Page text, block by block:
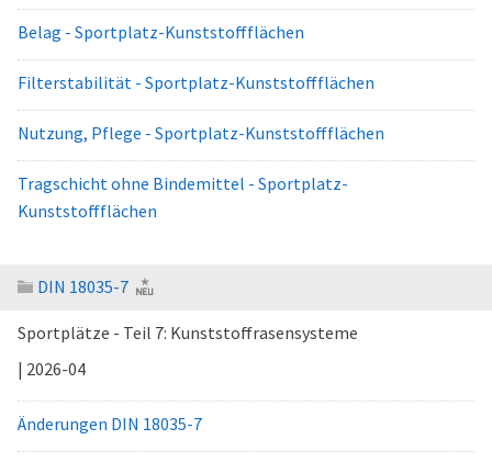
Belag - Sportplatz-Kunststoffflächen
Filterstabilität - Sportplatz-Kunststoffflächen
Nutzung, Pflege - Sportplatz-Kunststoffflächen
Tragschicht ohne Bindemittel - Sportplatz-
Kunststoffflächen
DIN 18035-7
Sportplätze - Teil 7: Kunststoffrasensysteme
| 2026-04
Änderungen DIN 18035-7